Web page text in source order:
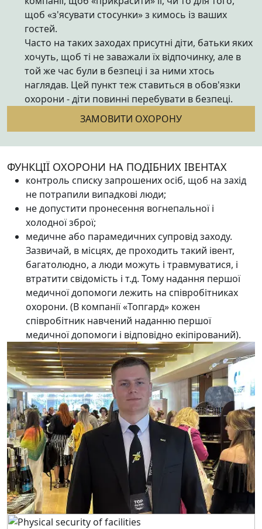
щоб «з'ясувати стосунки» з кимось із ваших
гостей.
Часто на таких заходах присутні діти, батьки яких
хочуть, щоб ті не заважали їх відпочинку, але в
той же час були в безпеці і за ними хтось
наглядав. Цей пункт теж ставиться в обов'язки
охорони - діти повинні перебувати в безпеці.
ЗАМОВИТИ ОХОРОНУ
ФУНКЦІЇ ОХОРОНИ НА ПОДІБНИХ ІВЕНТАХ
контроль списку запрошених осіб, щоб на захід
не потрапили випадкові люди;
не допустити пронесення вогнепальної і
холодної зброї;
медичне або парамедичних супровід заходу.
Зазвичай, в місцях, де проходить такий івент,
багатолюдно, а люди можуть і травмуватися, і
втратити свідомість і т.д. Тому надання першої
медичної допомоги лежить на співробітниках
охорони. (В компанії «Топгард» кожен
співробітник навчений наданню першої
медичної допомоги і відповідно екіпірований).